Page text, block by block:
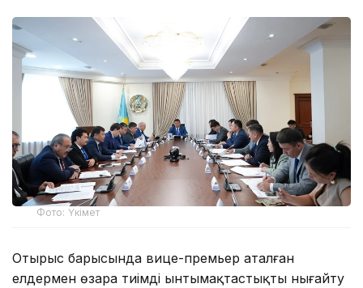
Фото: Үкімет
Отырыс барысында вице-премьер аталған
елдермен өзара тиімді ынтымақтастықты нығайту